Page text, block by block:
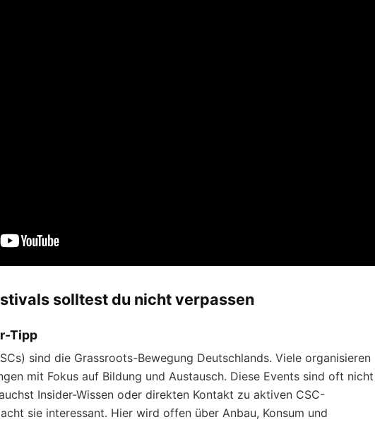
solltest du nicht verpassen
Tipp
sind die Grassroots-Bewegung Deutschlands. Viele organisieren
mit Fokus auf Bildung und Austausch. Diese Events sind oft nicht
Insider-Wissen oder direkten Kontakt zu aktiven CSC-
sie interessant. Hier wird offen über Anbau, Konsum und